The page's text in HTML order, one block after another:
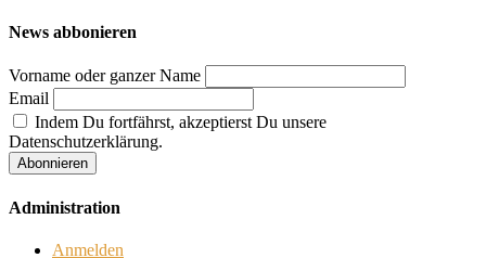
News abbonieren
Vorname oder ganzer Name
Email
Indem Du fortfährst, akzeptierst Du unsere
Datenschutzerklärung.
Administration
Anmelden